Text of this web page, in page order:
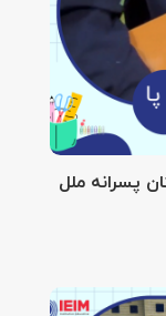
پسرانه ملل